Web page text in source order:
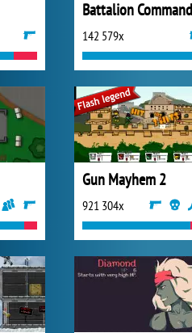
Battalion
142 579x
Gun Mayhem 2
921 304x